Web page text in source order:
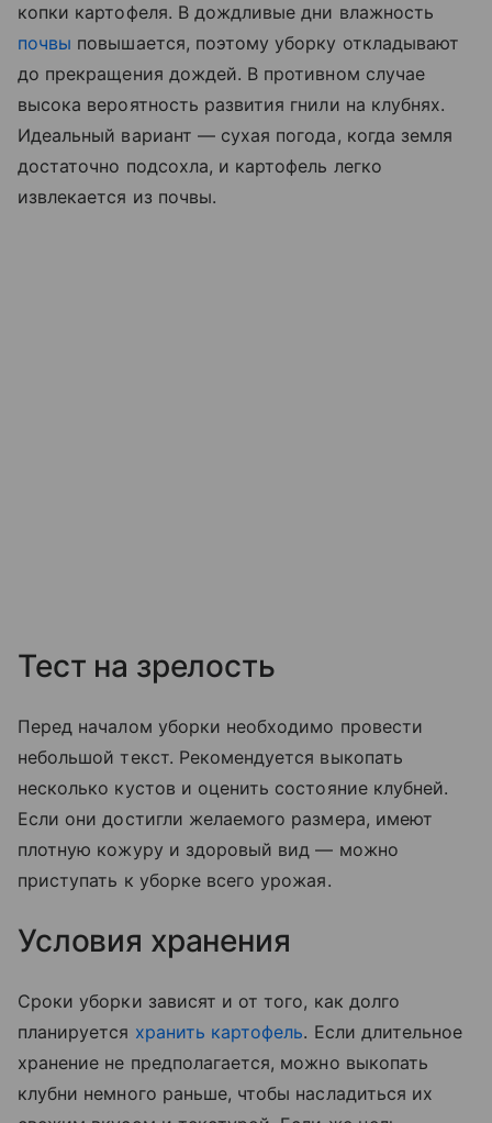
копки картофеля. В дождливые дни влажность
почвы повышается, поэтому уборку откладывают
до прекращения дождей. В противном случае
высока вероятность развития гнили на клубнях.
Идеальный вариант — сухая погода, когда земля
достаточно подсохла, и картофель легко
извлекается из почвы.
Тест на зрелость
Перед началом уборки необходимо провести
небольшой текст. Рекомендуется выкопать
несколько кустов и оценить состояние клубней.
Если они достигли желаемого размера, имеют
плотную кожуру и здоровый вид — можно
приступать к уборке всего урожая.
Условия хранения
Сроки уборки зависят и от того, как долго
планируется хранить картофель. Если длительное
хранение не предполагается, можно выкопать
клубни немного раньше, чтобы насладиться их